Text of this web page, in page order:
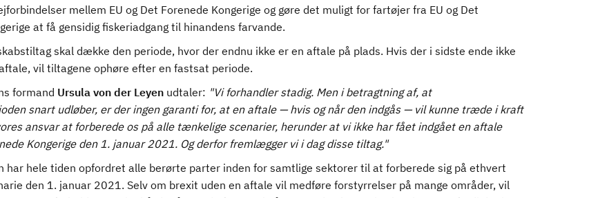
mellem EU og Det Forenede Kongerige og gøre det muligt for fartøjer fra EU og Det
at få gensidig fiskeriadgang til hinandens farvande.
skal dække den periode, hvor der endnu ikke er en aftale på plads. Hvis der i sidste ende ikke
vil tiltagene ophøre efter en fastsat periode.
formand Ursula von der Leyenudtaler: "Vi forhandler stadig. Men i betragtning af, at
snart udløber, er der ingen garanti for, at en aftale — hvis og når den indgås — vil kunne træde i kraft
ansvar at forberede os på alle tænkelige scenarier, herunder at vi ikke har fået indgået en aftale
Kongerige den 1. januar 2021. Og derfor fremlægger vi i dag disse tiltag."
har hele tiden opfordret alle berørte parter inden for samtlige sektorer til at forberede sig på ethvert
den 1. januar 2021. Selv om brexit uden en aftale vil medføre forstyrrelser på mange områder, vil